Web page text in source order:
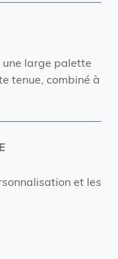
une large palette
tenue, combiné à
et les